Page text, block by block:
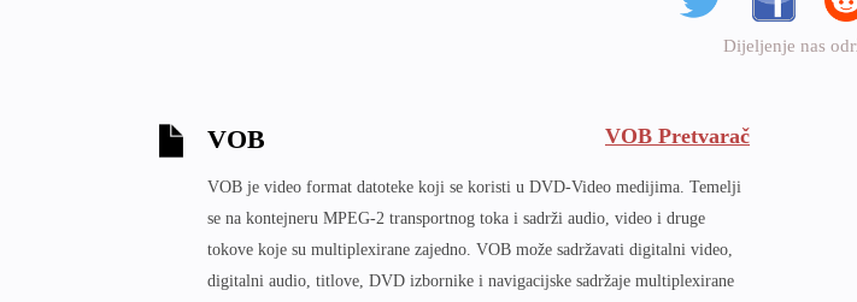
Dijeljenje nas
VOB VOB Pretvarač
VOB je video format datoteke koji se koristi u DVD-Video medijima. Temelji
se na kontejneru MPEG-2 transportnog toka i sadrži audio, video i druge
tokove koje su multiplexirane zajedno. VOB može sadržavati digitalni video,
digitalni audio, titlove, DVD izbornike i navigacijske sadržaje multiplexirane